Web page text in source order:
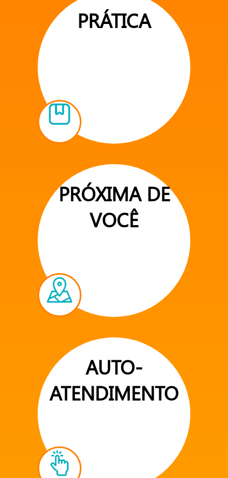
PRÁTICA
PRÓXIMA DE
VOCÊ
AUTO-
ATENDIMENTO